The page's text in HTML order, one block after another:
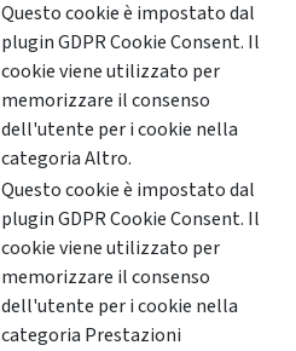
Questo cookie è impostato dal
plugin GDPR Cookie Consent. Il
cookie viene utilizzato per
memorizzare il consenso
dell'utente per i cookie nella
categoria Altro.
Questo cookie è impostato dal
plugin GDPR Cookie Consent. Il
cookie viene utilizzato per
memorizzare il consenso
dell'utente per i cookie nella
categoria Prestazioni